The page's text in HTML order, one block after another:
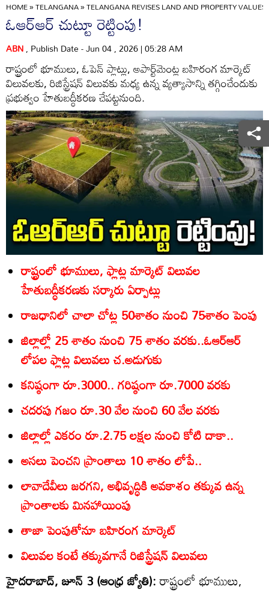
HOME»TELANGANA»TELANGANA REVISES LAND AND PROPERTY
ఓఆర్‌ఆర్‌ చుట్టూ రెట్టింపు!
ABN, Publish Date - Jun 04 , 2026 | 05:28 AM
రాష్ట్రంలో భూములు, ఓపెన్‌ ప్లాట్లు, అపార్ట్‌మెంట్ల బహిరంగ మార్కెట్‌
విలువలకు, రిజిస్ట్రేషన్‌ విలువకు మధ్య ఉన్న వ్యత్యాసాన్ని తగ్గించేందుకు
ప్రభుత్వం హేతుబద్ధీకరణ చేపట్టనుంది.
రాష్ట్రంలో భూములు, ఫ్లాట్ల మార్కెట్‌ విలువల
హేతుబద్ధీకరణకు సర్కారు ఏర్పాట్లు
రాజధానిలో చాలా చోట్ల 50శాతం నుంచి 75శాతం పెంపు
జిల్లాల్లో 25 శాతం నుంచి 75 శాతం వరకు..ఓఆర్‌ఆర్‌
లోపల ఫ్లాట్ల విలువలు చ.అడుగుకు
కనిష్ఠంగా రూ.3000.. గరిష్ఠంగా రూ.7000 వరకు
చదరపు గజం రూ.30 వేల నుంచి 60 వేల వరకు
జిల్లాల్లో ఎకరం రూ.2.75 లక్షల నుంచి కోటి దాకా..
అసలు పెంచని ప్రాంతాలు 10 శాతం లోపే..
లావాదేవీలు జరగని, అభివృద్ధికి అవకాశం తక్కువ ఉన్న
ప్రాంతాలకు మినహాయింపు
తాజా పెంపుతోనూ బహిరంగ మార్కెట్‌
విలువల కంటే తక్కువగానే రిజిస్ట్రేషన్‌ విలువలు
హైదరాబాద్‌, జూన్‌ 3 (ఆంధ్ర జ్యోతి):రాష్ట్రంలో భూములు,